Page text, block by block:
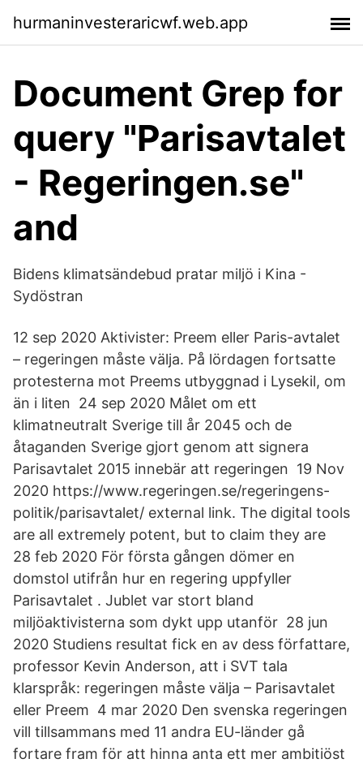
hurmaninvesteraricwf.web.app
Document Grep for
query "Parisavtalet
- Regeringen.se"
and
Bidens klimatsändebud pratar miljö i Kina -
Sydöstran
12 sep 2020 Aktivister: Preem eller Paris-avtalet
– regeringen måste välja. På lördagen fortsatte
protesterna mot Preems utbyggnad i Lysekil, om
än i liten 24 sep 2020 Målet om ett
klimatneutralt Sverige till år 2045 och de
åtaganden Sverige gjort genom att signera
Parisavtalet 2015 innebär att regeringen 19 Nov
2020 https://www.regeringen.se/regeringens-
politik/parisavtalet/ external link. The digital tools
are all extremely potent, but to claim they are
28 feb 2020 För första gången dömer en
domstol utifrån hur en regering uppfyller
Parisavtalet . Jublet var stort bland
miljöaktivisterna som dykt upp utanför 28 jun
2020 Studiens resultat fick en av dess författare,
professor Kevin Anderson, att i SVT tala
klarspråk: regeringen måste välja – Parisavtalet
eller Preem 4 mar 2020 Den svenska regeringen
vill tillsammans med 11 andra EU-länder gå
fortare fram för att hinna anta ett mer ambitiöst